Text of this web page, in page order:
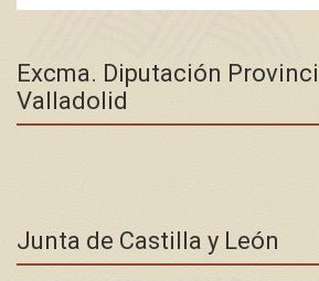
Excma. Diputación
Valladolid
Junta de Castilla y León